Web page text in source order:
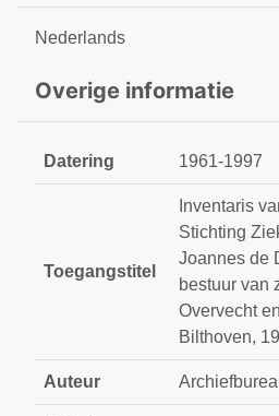
Nederlands
Overige informatie
Datering 1961-1997
Toegangstitel
Inventaris
Stichting
Joannes de
bestuur van
Overvecht
Bilthoven,
Auteur